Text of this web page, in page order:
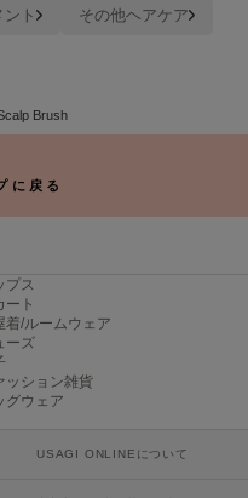
ト その他ヘアケア
Brush
に戻る
プス
ート
着/ルームウェア
ーズ
ッション雑貨
グウェア
USAGI ONLINEについて